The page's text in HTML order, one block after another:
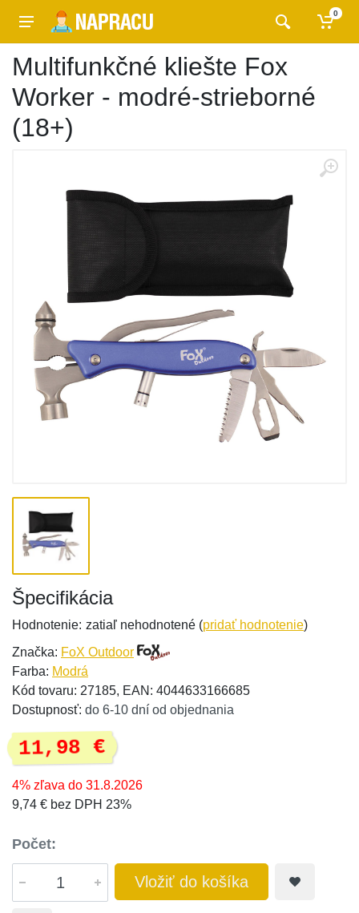
0
Multifunkčné kliešte Fox
Worker - modré-strieborné
(18+)
Špecifikácia
Hodnotenie: zatiaľ nehodnotené (pridať hodnotenie)
Značka: FoX Outdoor
Farba: Modrá
Kód tovaru: 27185, EAN: 4044633166685
Dostupnosť: do 6-10 dní od objednania
11,98 €
4% zľava do 31.8.2026
9,74 € bez DPH 23%
Počet:
Vložiť do košíka